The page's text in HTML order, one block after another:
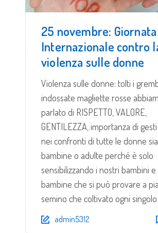
25 novembre: Giornata
Internazionale contro
violenza sulle donne
Violenza sulle donne: tolti i
indossate magliette rosse
parlato di RISPETTO, VALORE,
GENTILEZZA, importanza di
nei confronti di tutte le donne
bambine o adulte perché è solo
sensibilizzando i nostri bambini
bambine che si può provare a
semino che coltivato ogni
admin5312